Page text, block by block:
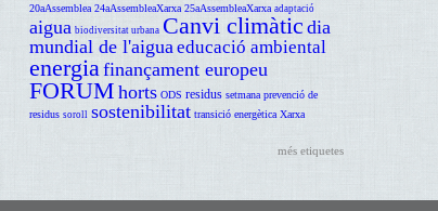
20aAssemblea 24aAssembleaXarxa 25aAssembleaXarxa adaptació
aigua biodiversitat urbana Canvi climàtic dia
mundial de l'aigua educació ambiental
energia finançament europeu
FORUM horts ODS residus setmana prevenció de
residus soroll sostenibilitat transició energètica Xarxa
més etiquetes